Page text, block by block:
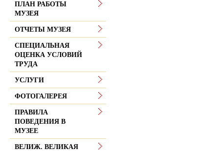
ПЛАН РАБОТЫ
МУЗЕЯ
ОТЧЕТЫ МУЗЕЯ
СПЕЦИАЛЬНАЯ
ОЦЕНКА УСЛОВИЙ
ТРУДА
УСЛУГИ
ФОТОГАЛЕРЕЯ
ПРАВИЛА
ПОВЕДЕНИЯ В
МУЗЕЕ
ВЕЛИЖ. ВЕЛИКАЯ